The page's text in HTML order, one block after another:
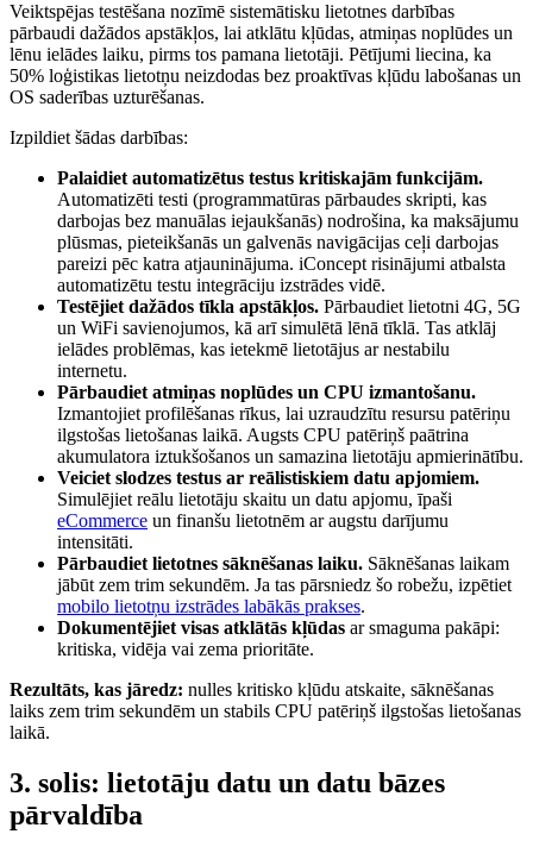
Veiktspējas testēšana nozīmē sistemātisku lietotnes darbības
pārbaudi dažādos apstākļos, lai atklātu kļūdas, atmiņas noplūdes un
lēnu ielādes laiku, pirms tos pamana lietotāji. Pētījumi liecina, ka
50% loģistikas lietotņu neizdodas bez proaktīvas kļūdu labošanas un
OS saderības uzturēšanas.
Izpildiet šādas darbības:
Palaidiet automatizētus testus kritiskajām funkcijām.
Automatizēti testi (programmatūras pārbaudes skripti, kas
darbojas bez manuālas iejaukšanās) nodrošina, ka maksājumu
plūsmas, pieteikšanās un galvenās navigācijas ceļi darbojas
pareizi pēc katra atjauninājuma. iConcept risinājumi atbalsta
automatizētu testu integrāciju izstrādes vidē.
Testējiet dažādos tīkla apstākļos. Pārbaudiet lietotni 4G, 5G
un WiFi savienojumos, kā arī simulētā lēnā tīklā. Tas atklāj
ielādes problēmas, kas ietekmē lietotājus ar nestabilu
internetu.
Pārbaudiet atmiņas noplūdes un CPU izmantošanu.
Izmantojiet profilēšanas rīkus, lai uzraudzītu resursu patēriņu
ilgstošas lietošanas laikā. Augsts CPU patēriņš paātrina
akumulatora iztukšošanos un samazina lietotāju apmierinātību.
Veiciet slodzes testus ar reālistiskiem datu apjomiem.
Simulējiet reālu lietotāju skaitu un datu apjomu, īpaši
eCommerce un finanšu lietotnēm ar augstu darījumu
intensitāti.
Pārbaudiet lietotnes sāknēšanas laiku. Sāknēšanas laikam
jābūt zem trim sekundēm. Ja tas pārsniedz šo robežu, izpētiet
mobilo lietotņu izstrādes labākās prakses.
Dokumentējiet visas atklātās kļūdas ar smaguma pakāpi:
kritiska, vidēja vai zema prioritāte.
Rezultāts, kas jāredz: nulles kritisko kļūdu atskaite, sāknēšanas
laiks zem trim sekundēm un stabils CPU patēriņš ilgstošas lietošanas
laikā.
3. solis: lietotāju datu un datu bāzes
pārvaldība